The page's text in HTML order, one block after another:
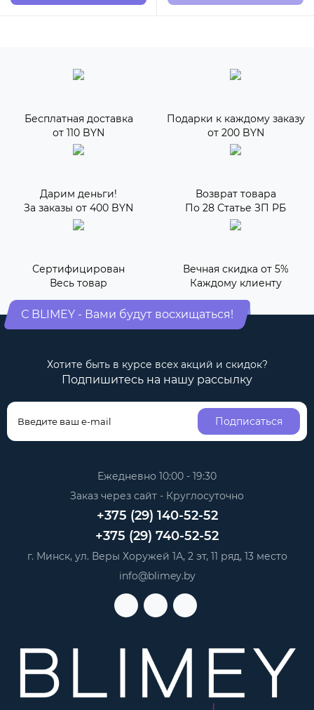
Бесплатная доставка
от 110 BYN
Подарки к каждому заказу
от 200 BYN
Дарим деньги!
За заказы от 400 BYN
Возврат товара
По 28 Статье ЗП РБ
Сертифицирован
Весь товар
Вечная скидка от 5%
Каждому клиенту
С BLIMEY - Вами будут восхищаться!
Хотите быть в курсе всех акций и скидок?
Подпишитесь на нашу рассылку
Подписаться
Ежедневно 10:00 - 19:30
Заказ через сайт - Круглосуточно
+375 (29) 140-52-52
+375 (29) 740-52-52
г. Минск, ул. Веры Хоружей 1А, 2 эт, 11 ряд, 13 место
info@blimey.by